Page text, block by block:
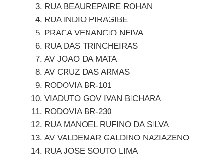
RUA BEAUREPAIRE ROHAN
RUA INDIO PIRAGIBE
PRACA VENANCIO NEIVA
RUA DAS TRINCHEIRAS
AV JOAO DA MATA
AV CRUZ DAS ARMAS
RODOVIA BR-101
VIADUTO GOV IVAN BICHARA
RODOVIA BR-230
RUA MANOEL RUFINO DA SILVA
AV VALDEMAR GALDINO NAZIAZENO
RUA JOSE SOUTO LIMA